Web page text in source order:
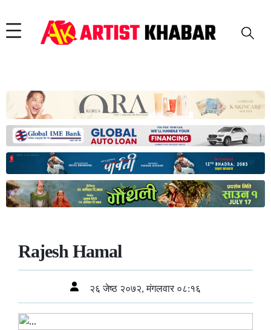
Rajesh Hamal
२६ जेष्ठ २०७२, मंगलवार ०८:१६